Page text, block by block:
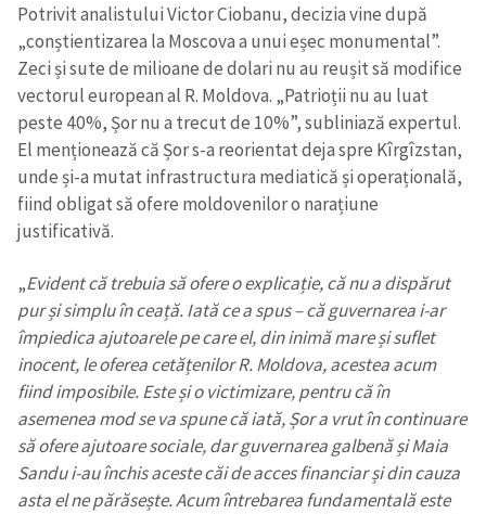
Potrivit analistului Victor Ciobanu, decizia vine după
„conștientizarea la Moscova a unui eșec monumental”.
Zeci și sute de milioane de dolari nu au reușit să modifice
vectorul european al R. Moldova. „Patrioții nu au luat
peste 40%, Șor nu a trecut de 10%”, subliniază expertul.
El menționează că Șor s-a reorientat deja spre Kîrgîzstan,
unde și-a mutat infrastructura mediatică și operațională,
fiind obligat să ofere moldovenilor o narațiune
justificativă.
„Evident că trebuia să ofere o explicație, că nu a dispărut
pur și simplu în ceață. Iată ce a spus – că guvernarea i-ar
împiedica ajutoarele pe care el, din inimă mare și suflet
inocent, le oferea cetățenilor R. Moldova, acestea acum
fiind imposibile. Este și o victimizare, pentru că în
asemenea mod se va spune că iată, Șor a vrut în continuare
să ofere ajutoare sociale, dar guvernarea galbenă și Maia
Sandu i-au închis aceste căi de acces financiar și din cauza
asta el ne părăsește. Acum întrebarea fundamentală este